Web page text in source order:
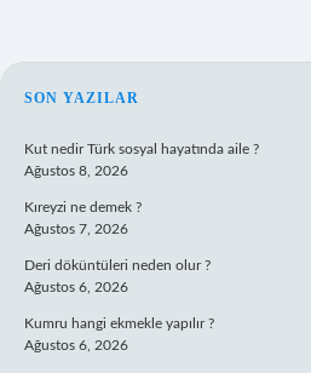
SIDEBAR
SON YAZILAR
Kut nedir Türk sosyal hayatında aile ?
Ağustos 8, 2026
Kıreyzi ne demek ?
Ağustos 7, 2026
Deri döküntüleri neden olur ?
Ağustos 6, 2026
Kumru hangi ekmekle yapılır ?
Ağustos 6, 2026